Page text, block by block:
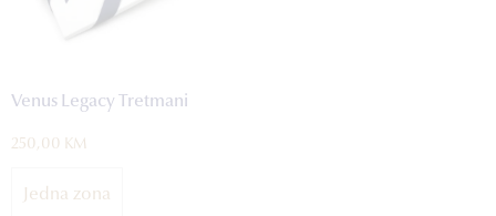
Venus Legacy Tretmani
250,00 KM
Jedna zona